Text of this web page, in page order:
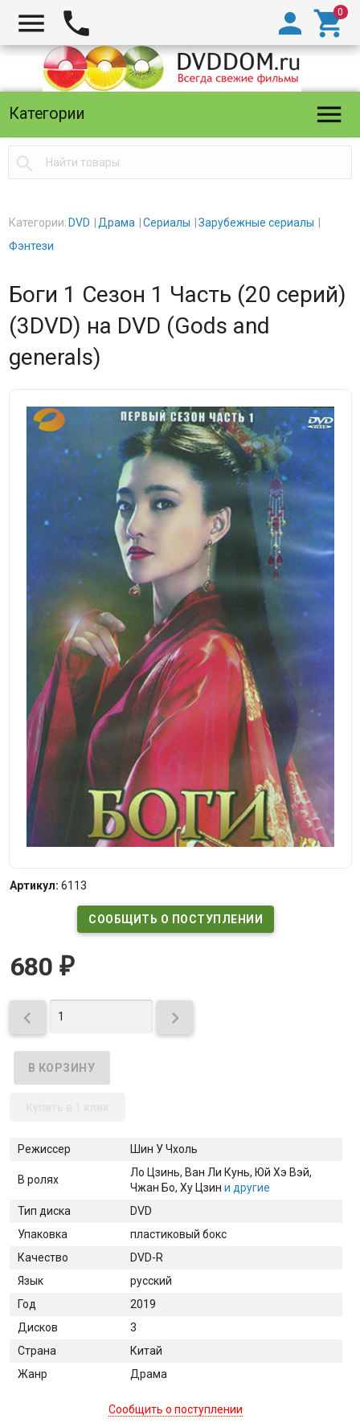
  

Категории 

Категории: DVD Драма Сериалы
Зарубежные сериалы
Фэнтези
Боги 1 Сезон 1 Часть (20 серий)
(3DVD) на DVD (Gods and
generals)
Артикул: 6113
СООБЩИТЬ О ПОСТУПЛЕНИИ
680 ₽
 
Режиссер Шин У Чхоль
В ролях
Ло Цзинь, Ван Ли Кунь, Юй Хэ Вэй,
Чжан Бо, Ху Цзин и другие
Тип диска
DVD
Упаковка
пластиковый бокс
Качество
DVD-R
Язык
русский
Год
2019
Дисков
3
Страна
Китай
Жанр
Драма
Сообщить о поступлении